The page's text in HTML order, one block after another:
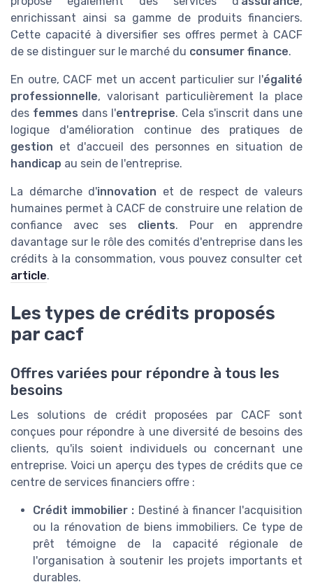
enrichissant ainsi sa gamme de produits financiers.
Cette capacité à diversifier ses offres permet à CACF
de se distinguer sur le marché du consumer finance.
En outre, CACF met un accent particulier sur l'égalité
professionnelle, valorisant particulièrement la place
des femmes dans l'entreprise. Cela s'inscrit dans une
logique d'amélioration continue des pratiques de
gestion et d'accueil des personnes en situation de
handicap au sein de l'entreprise.
La démarche d'innovation et de respect de valeurs
humaines permet à CACF de construire une relation de
confiance avec ses clients. Pour en apprendre
davantage sur le rôle des comités d'entreprise dans les
crédits à la consommation, vous pouvez consulter cet
article.
Les types de crédits proposés
par cacf
Offres variées pour répondre à tous les
besoins
Les solutions de crédit proposées par CACF sont
conçues pour répondre à une diversité de besoins des
clients, qu'ils soient individuels ou concernant une
entreprise. Voici un aperçu des types de crédits que ce
centre de services financiers offre :
Crédit immobilier : Destiné à financer l'acquisition
ou la rénovation de biens immobiliers. Ce type de
prêt témoigne de la capacité régionale de
l'organisation à soutenir les projets importants et
durables.